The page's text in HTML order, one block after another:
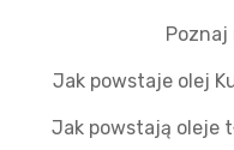
Poznaj
Jak powstaje olej
Jak powstają oleje